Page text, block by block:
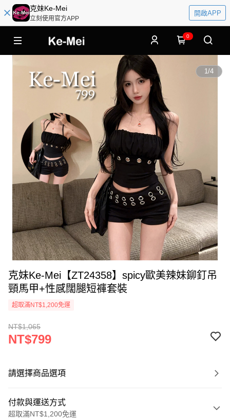
克妹Ke-Mei
立刻使用官方APP
開啟APP
0
1/4
克妹Ke-Mei【ZT24358】spicy歐美辣妹鉚釘吊
頸馬甲+性感闊腿短褲套裝
超取滿NT$1,200免運
NT$1,065
NT$799
請選擇商品選項
付款與運送方式
超取滿NT$1,200免運